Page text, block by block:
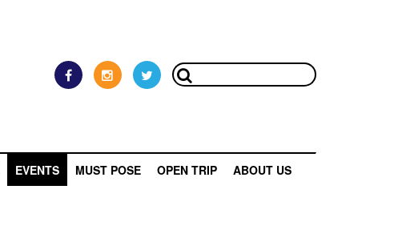
EVENTS MUST POSE OPEN TRIP ABOUT US